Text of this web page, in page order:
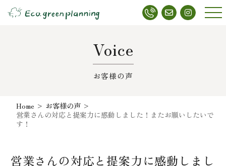
メニ
Voice
お客様の声
Home > お客様の声 >
営業さんの対応と提案力に感動しました！またお願いしたいで
す！
営業さんの対応と提案力に感動しまし